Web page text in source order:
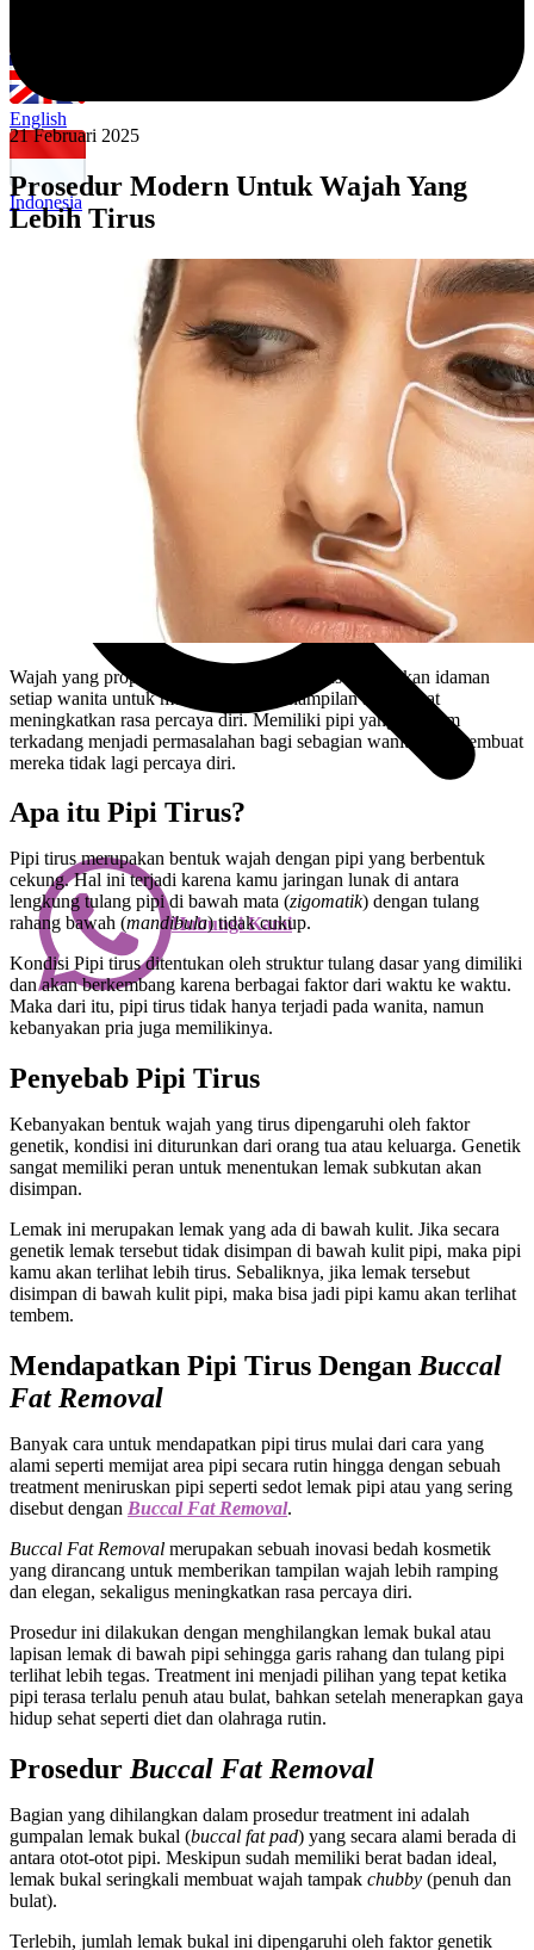
English
Indonesia
Hubungi Kami
21 Februari 2025
Prosedur Modern Untuk Wajah Yang
Lebih Tirus
Wajah yang proporsional dan pipi yang tirus merupakan idaman
setiap wanita untuk meningkatkan penampilan agar dapat
meningkatkan rasa percaya diri. Memiliki pipi yang tembem
terkadang menjadi permasalahan bagi sebagian wanita dan membuat
mereka tidak lagi percaya diri.
Apa itu Pipi Tirus?
Pipi tirus merupakan bentuk wajah dengan pipi yang berbentuk
cekung. Hal ini terjadi karena kamu jaringan lunak di antara
lengkung tulang pipi di bawah mata (zigomatik) dengan tulang
rahang bawah (mandibula) tidak cukup.
Kondisi Pipi tirus ditentukan oleh struktur tulang dasar yang dimiliki
dan akan berkembang karena berbagai faktor dari waktu ke waktu.
Maka dari itu, pipi tirus tidak hanya terjadi pada wanita, namun
kebanyakan pria juga memilikinya.
Penyebab Pipi Tirus
Kebanyakan bentuk wajah yang tirus dipengaruhi oleh faktor
genetik, kondisi ini diturunkan dari orang tua atau keluarga. Genetik
sangat memiliki peran untuk menentukan lemak subkutan akan
disimpan.
Lemak ini merupakan lemak yang ada di bawah kulit. Jika secara
genetik lemak tersebut tidak disimpan di bawah kulit pipi, maka pipi
kamu akan terlihat lebih tirus. Sebaliknya, jika lemak tersebut
disimpan di bawah kulit pipi, maka bisa jadi pipi kamu akan terlihat
tembem.
Mendapatkan Pipi Tirus DenganBuccal
Fat Removal
Banyak cara untuk mendapatkan pipi tirus mulai dari cara yang
alami seperti memijat area pipi secara rutin hingga dengan sebuah
treatment meniruskan pipi seperti sedot lemak pipi atau yang sering
disebut dengan Buccal Fat Removal.
Buccal Fat Removal merupakan sebuah inovasi bedah kosmetik
yang dirancang untuk memberikan tampilan wajah lebih ramping
dan elegan, sekaligus meningkatkan rasa percaya diri.
Prosedur ini dilakukan dengan menghilangkan lemak bukal atau
lapisan lemak di bawah pipi sehingga garis rahang dan tulang pipi
terlihat lebih tegas. Treatment ini menjadi pilihan yang tepat ketika
pipi terasa terlalu penuh atau bulat, bahkan setelah menerapkan gaya
hidup sehat seperti diet dan olahraga rutin.
Prosedur Buccal Fat Removal
Bagian yang dihilangkan dalam prosedur treatment ini adalah
gumpalan lemak bukal (buccal fat pad) yang secara alami berada di
antara otot-otot pipi. Meskipun sudah memiliki berat badan ideal,
lemak bukal seringkali membuat wajah tampak chubby (penuh dan
bulat).
Terlebih, jumlah lemak bukal ini dipengaruhi oleh faktor genetik